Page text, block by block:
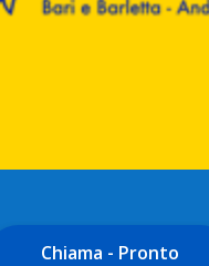
Chiama - Pronto
by
Ottopiuotto